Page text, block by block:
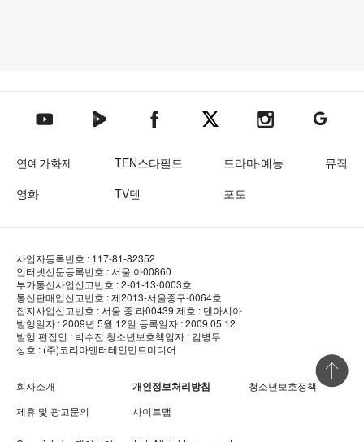
텐아시아 유튜브텐아시아 네이버TV텐아시아 페이스북텐아시아 엑스텐아시아 인스타그램
텐아시아
연예가화제 TEN스타필드 드라마·예능
뮤직
영화
TV텐 포토
사업자등록번호 : 117-81-82352
인터넷신문등록번호 : 서울 아00860
부가통신사업신고번호 : 2-01-13-0003호
통신판매업신고번호 : 제2013-서울중구-0064호
잡지사업신고번호 : 서울 중.라00439 제호 : 텐아시아
발행일자 : 2009년 5월 12일 등록일자 : 2009.05.12
발행·편집인 : 박수진 청소년보호책임자 : 김병두
상호 : (주)코리아엔터테인먼트미디어
회사소개 개인정보처리방침
청소년보호정책
제휴 및 광고문의
사이트맵
상단 바로